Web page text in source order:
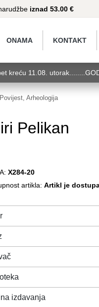
iznad 53.00 €
ONAMA KONTAKT
11.08.
paketi opet kreću 11.08.
/ Prvi paketi opet kreću
Povijest, Arheologija
Pelikan
X284-20
artikla: Artikl je
izdavanja